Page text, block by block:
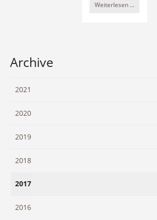
Weiterlesen …
Archive
2021
2020
2019
2018
2017
2016